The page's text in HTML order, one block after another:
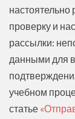
проверку и
рассылки:
данными для
учебном
статье